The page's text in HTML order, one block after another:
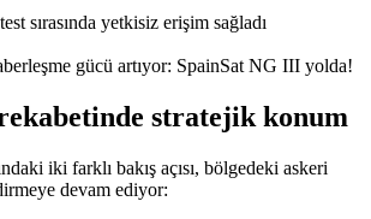
sırasında yetkisiz erişim sağladı
gücü artıyor: SpainSat NG III yolda!
stratejik konum
iki farklı bakış açısı, bölgedeki askeri
devam ediyor: